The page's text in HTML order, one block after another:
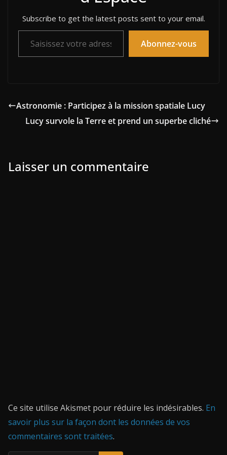
Subscribe to get the latest posts sent to your email.
Saisissez votre adresse e-mail…
Abonnez-vous
Astronomie : Participez à la mission spatiale Lucy
Lucy survole la Terre et prend un superbe cliché
Laisser un commentaire
Ce site utilise Akismet pour réduire les indésirables. En
savoir plus sur la façon dont les données de vos
commentaires sont traitées.